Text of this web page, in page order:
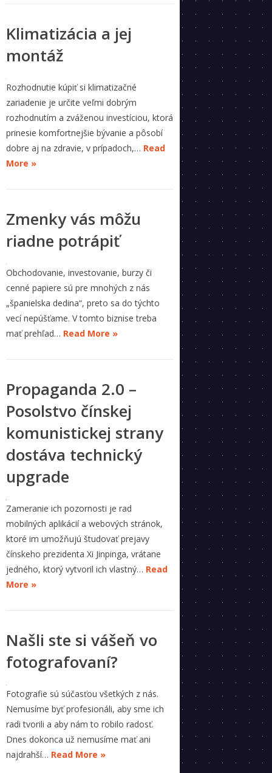
Klimatizácia a jej
montáž
Rozhodnutie kúpiť si klimatizačné
zariadenie je určite veľmi dobrým
rozhodnutím a zváženou investíciou, ktorá
prinesie komfortnejšie bývanie a pôsobí
dobre aj na zdravie, v prípadoch,… Read
More »
Zmenky vás môžu
riadne potrápiť
Obchodovanie, investovanie, burzy či
cenné papiere sú pre mnohých z nás
„španielska dedina“, preto sa do týchto
vecí nepúšťame. V tomto biznise treba
mať prehľad… Read More »
Propaganda 2.0 –
Posolstvo čínskej
komunistickej strany
dostáva technický
upgrade
Zameranie ich pozornosti je rad
mobilných aplikácií a webových stránok,
ktoré im umožňujú študovať prejavy
čínskeho prezidenta Xi Jinpinga, vrátane
jedného, ​​ktorý vytvoril ich vlastný… Read
More »
Našli ste si vášeň vo
fotografovaní?
Fotografie sú súčasťou všetkých z nás.
Nemusíme byť profesionáli, aby sme ich
radi tvorili a aby nám to robilo radosť.
Dnes dokonca už nemusíme mať ani
najdrahší… Read More »